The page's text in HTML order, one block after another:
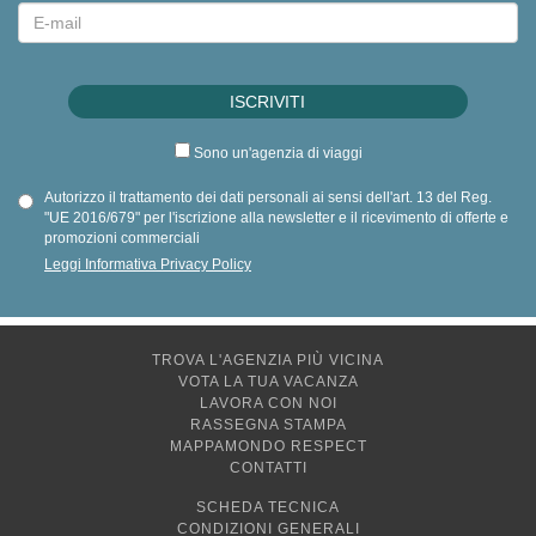
Sono un'agenzia di viaggi
Autorizzo il trattamento dei dati personali ai sensi dell'art. 13 del Reg.
"UE 2016/679" per l'iscrizione alla newsletter e il ricevimento di offerte e
promozioni commerciali
Leggi Informativa Privacy Policy
TROVA L'AGENZIA PIÙ VICINA
VOTA LA TUA VACANZA
LAVORA CON NOI
RASSEGNA STAMPA
MAPPAMONDO RESPECT
CONTATTI
SCHEDA TECNICA
CONDIZIONI GENERALI